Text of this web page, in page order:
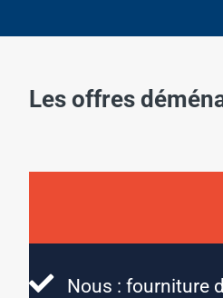
Les offres
Nous : fourniture